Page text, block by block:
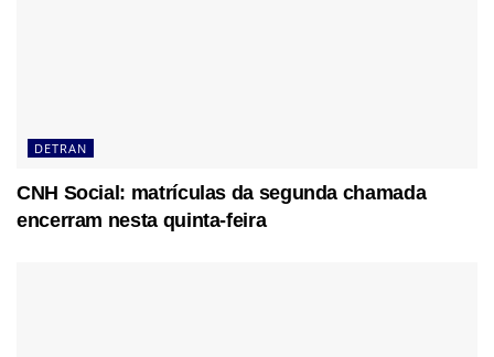
DETRAN
CNH Social: matrículas da segunda chamada
encerram nesta quinta-feira